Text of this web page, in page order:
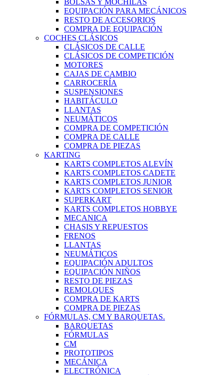
BOLSAS Y MOCHILAS
EQUIPACIÓN PARA MECÁNICOS
RESTO DE ACCESORIOS
COMPRA DE EQUIPACIÓN
COCHES CLÁSICOS
CLÁSICOS DE CALLE
CLÁSICOS DE COMPETICIÓN
MOTORES
CAJAS DE CAMBIO
CARROCERÍA
SUSPENSIONES
HABITÁCULO
LLANTAS
NEUMÁTICOS
COMPRA DE COMPETICIÓN
COMPRA DE CALLE
COMPRA DE PIEZAS
KARTING
KARTS COMPLETOS ALEVÍN
KARTS COMPLETOS CADETE
KARTS COMPLETOS JUNIOR
KARTS COMPLETOS SENIOR
SUPERKART
KARTS COMPLETOS HOBBYE
MECANICA
CHASIS Y REPUESTOS
FRENOS
LLANTAS
NEUMÁTICOS
EQUIPACIÓN ADULTOS
EQUIPACIÓN NIÑOS
RESTO DE PIEZAS
REMOLQUES
COMPRA DE KARTS
COMPRA DE PIEZAS
FÓRMULAS, CM Y BARQUETAS.
BARQUETAS
FÓRMULAS
CM
PROTOTIPOS
MECÁNICA
ELECTRÓNICA